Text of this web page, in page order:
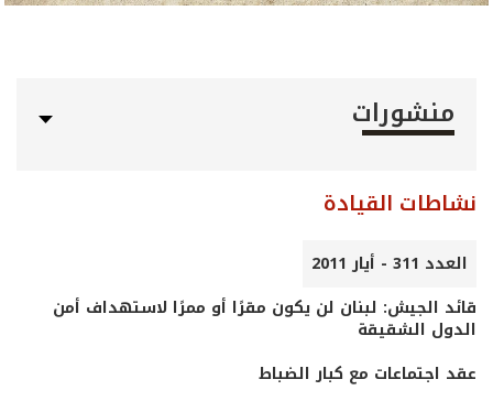
منشورات
نشاطات القيادة
العدد 311 - أيار 2011
قائد الجيش: لبنان لن يكون مقرًا أو ممرًا لاستهداف أمن
الدول الشقيقة
عقد اجتماعات مع كبار الضباط